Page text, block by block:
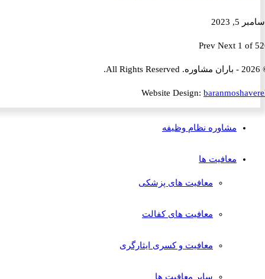
PrevNext 1
Website Design:
مشاوره نظام وظیفه
معافیت ها
معافیت های پزشکی
معافیت های کفالت
معافیت و کسری ایثارگری
سایر معافیت ها